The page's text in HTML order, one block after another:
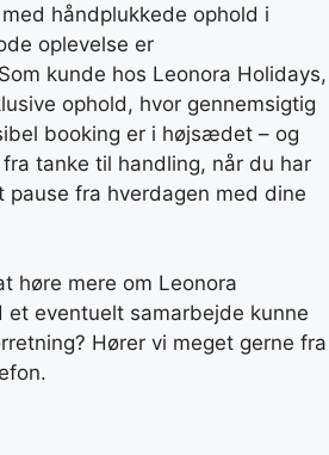
håndplukkede ophold i
oplevelse er
kunde hos Leonora Holidays,
ophold, hvor gennemsigtig
booking er i højsædet – og
tanke til handling, når du har
fra hverdagen med dine
høre mere om Leonora
et eventuelt samarbejde kunne
Hører vi meget gerne fra